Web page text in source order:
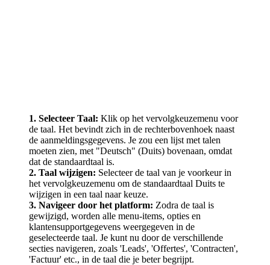
1. Selecteer Taal: Klik op het vervolgkeuzemenu voor
de taal. Het bevindt zich in de rechterbovenhoek naast
de aanmeldingsgegevens. Je zou een lijst met talen
moeten zien, met "Deutsch" (Duits) bovenaan, omdat
dat de standaardtaal is.
2. Taal wijzigen: Selecteer de taal van je voorkeur in
het vervolgkeuzemenu om de standaardtaal Duits te
wijzigen in een taal naar keuze.
3. Navigeer door het platform: Zodra de taal is
gewijzigd, worden alle menu-items, opties en
klantensupportgegevens weergegeven in de
geselecteerde taal. Je kunt nu door de verschillende
secties navigeren, zoals 'Leads', 'Offertes', 'Contracten',
'Factuur' etc., in de taal die je beter begrijpt.